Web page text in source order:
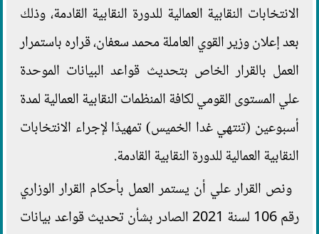
الانتخابات النقابية العمالية للدورة النقابية القادمة، وذلك
بعد إعلان وزير القوي العاملة محمد سعفان، قراره باستمرار
العمل بالقرار الخاص بتحديث قواعد البيانات الموحدة
علي المستوى القومي لكافة المنظمات النقابية العمالية لمدة
أسبوعين (تنتهي غدا الخميس) تمهيدًا لإجراء الانتخابات
النقابية العمالية للدورة النقابية القادمة.
ونص القرار علي أن يستمر العمل بأحكام القرار الوزاري
رقم 106 لسنة 2021 الصادر بشأن تحديث قواعد بيانات